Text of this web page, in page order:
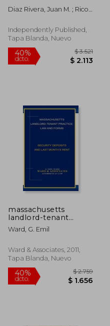
40%
dcto.
2020: Ley Núm. 129
de 16 de agosto de
de Condominios
anterior con
Diaz Rivera, Juan M. ; Rico,
Independently Published,
Tapa Blanda, Nuevo
massachusetts
landlord-tenant
practice: law and
forms (en Inglés)
Ward, G. Emil
Ward & Associates, 2011,
Tapa Blanda, Nuevo